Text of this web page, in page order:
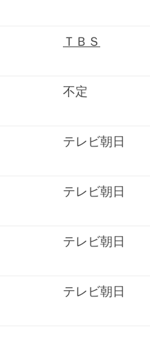
ＴＢＳ
不定
テレビ朝日
テレビ朝日
テレビ朝日
テレビ朝日